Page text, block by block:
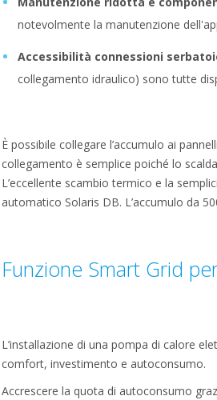
notevolmente la manutenzione
Accessibilità connessioni
collegamento idraulico) sono tutte
È possibile collegare l’accumulo ai
collegamento è semplice poiché lo
L’eccellente scambio termico e la
automatico Solaris DB. L’accumulo da
Funzione Smart Grid
L’installazione di una pompa di calore
comfort, investimento e autoconsumo.
Accrescere la quota di autoconsumo